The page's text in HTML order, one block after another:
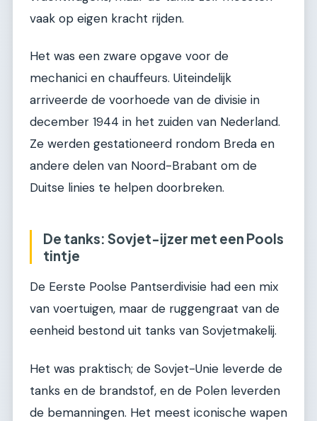
vaak op eigen kracht rijden.
Het was een zware opgave voor de
mechanici en chauffeurs. Uiteindelijk
arriveerde de voorhoede van de divisie in
december 1944 in het zuiden van Nederland.
Ze werden gestationeerd rondom Breda en
andere delen van Noord-Brabant om de
Duitse linies te helpen doorbreken.
De tanks: Sovjet-ijzer met een Pools
tintje
De Eerste Poolse Pantserdivisie had een mix
van voertuigen, maar de ruggengraat van de
eenheid bestond uit tanks van Sovjetmakelij.
Het was praktisch; de Sovjet-Unie leverde de
tanks en de brandstof, en de Polen leverden
de bemanningen. Het meest iconische wapen